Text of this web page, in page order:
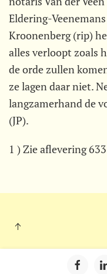
Eldering-
Kroonenberg (rip)
alles verloopt zoals
de orde zullen
ze lagen daar niet.
langzamerhand de
(JP).
1 ) Zie aflevering